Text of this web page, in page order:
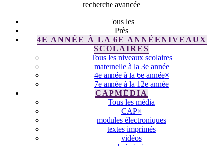
recherche avancée
Tous les
Près
4E ANNÉE À LA 6E ANNÉENIVEAUX
SCOLAIRES
Tous les niveaux scolaires
maternelle à la 3e année
4e année à la 6e année×
7e année à la 12e année
CAPMÉDIA
Tous les média
CAP×
modules électroniques
textes imprimés
vidéos